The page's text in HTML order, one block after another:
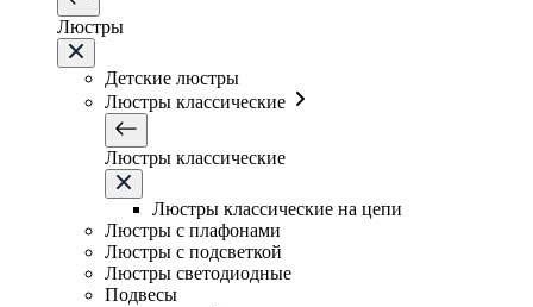
Люстры
Детские люстры
Люстры классические
Люстры классические
Люстры классические на цепи
Люстры с плафонами
Люстры с подсветкой
Люстры светодиодные
Подвесы